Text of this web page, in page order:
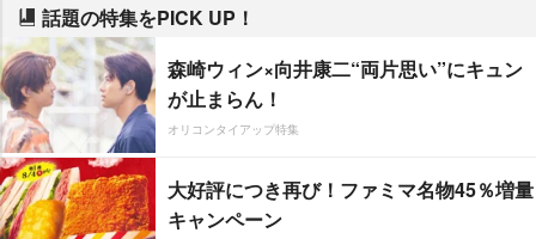
話題の特集をPICK UP！
森崎ウィン×向井康二“両片思い”にキュン
が止まらん！
オリコンタイアップ特集
大好評につき再び！ファミマ名物45％増量
キャンペーン